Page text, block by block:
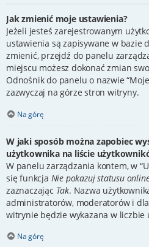
Jak zmienić moje ustawienia?
Jeżeli jesteś zarejestrowanym
ustawienia są zapisywane w bazie
zmienić, przejdź do panelu
miejscu możesz dokonać zmian
Odnośnik do panelu o nazwie
zazwyczaj na górze stron witryny.
Na górę
W jaki sposób można zapobiec
użytkownika na liście
W panelu zarządzania kontem, w
się funkcja Nie pokazuj statusu
zaznaczając Tak. Nazwa
administratorów, moderatorów i
witrynie będzie wykazana w liczbie
Na górę